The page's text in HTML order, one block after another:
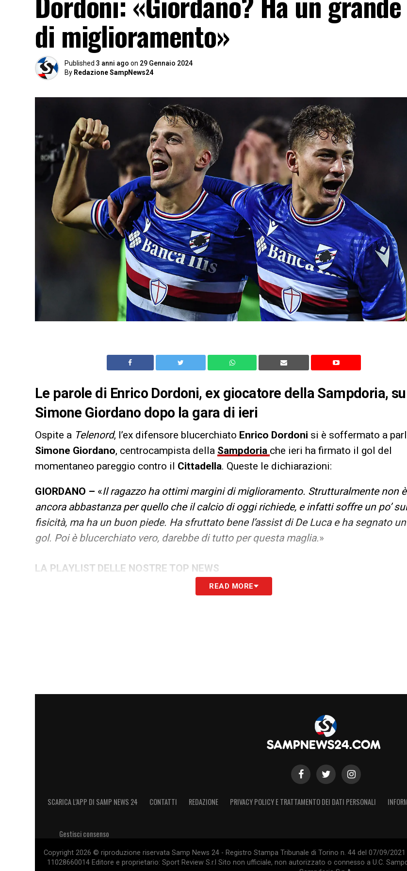
di miglioramento»
Published 3 anni ago on 29 Gennaio 2024
By Redazione SampNews24
Le parole di Enrico Dordoni, ex giocatore della Sampdoria, su
Simone Giordano dopo la gara di ieri
Ospite a Telenord, l’ex difensore blucerchiato Enrico Dordoni si è soffermato a
Simone Giordano, centrocampista della Sampdoria che ieri ha firmato il gol del
momentaneo pareggio contro il Cittadella. Queste le dichiarazioni:
GIORDANO – «Il ragazzo ha ottimi margini di miglioramento. Strutturalmente non è
ancora abbastanza per quello che il calcio di oggi richiede, e infatti soffre un po’
fisicità, ma ha un buon piede. Ha sfruttato bene l’assist di De Luca e ha segnato
gol. Poi è blucerchiato vero, darebbe di tutto per questa maglia.»
LA PLAYLIST DELLE NOSTRE TOP NEWS
READ MORE
SCARICA L’APP DI SAMP NEWS 24 CONTATTI REDAZIONE PRIVACY POLICY E TRATTAMENTO DEI DATI PERSONALI
Gestisci consenso
Copyright 2026 © riproduzione riservata Samp News 24 - Registro Stampa Tribunale di Torino n. 44 del 07/09/
11028660014 Editore e proprietario: Sport Review S.r.l Sito non ufficiale, non autorizzato o connesso a U.C.